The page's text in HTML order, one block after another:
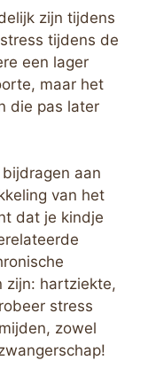
zijn tijdens
tijdens de
een lager
maar het
die pas later
aan
van het
dat je kindje
zijn: hartziekte,
stress
zowel